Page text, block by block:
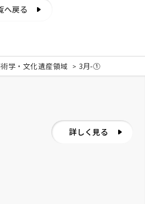
へ戻る
学・文化遺産領域 3月-①
詳しく見る